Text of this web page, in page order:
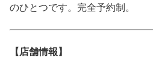
のひとつです。完全予約制。
【店舗情報】